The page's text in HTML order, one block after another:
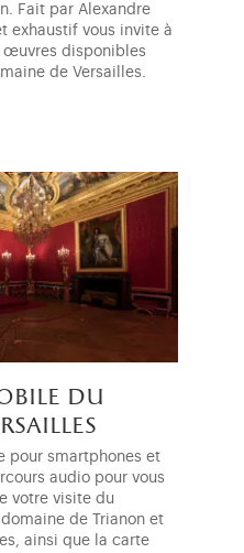
Fait par Alexandre
exhaustif vous invite à
œuvres disponibles
de Versailles.
du
pour smartphones et
audio pour vous
votre visite du
de Trianon et
ainsi que la carte